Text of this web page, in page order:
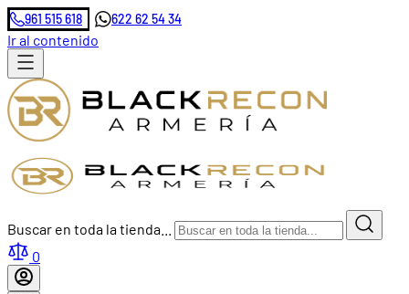
961 515 618 622 62 54 34
Ir al contenido
Buscar en toda la tienda...
0